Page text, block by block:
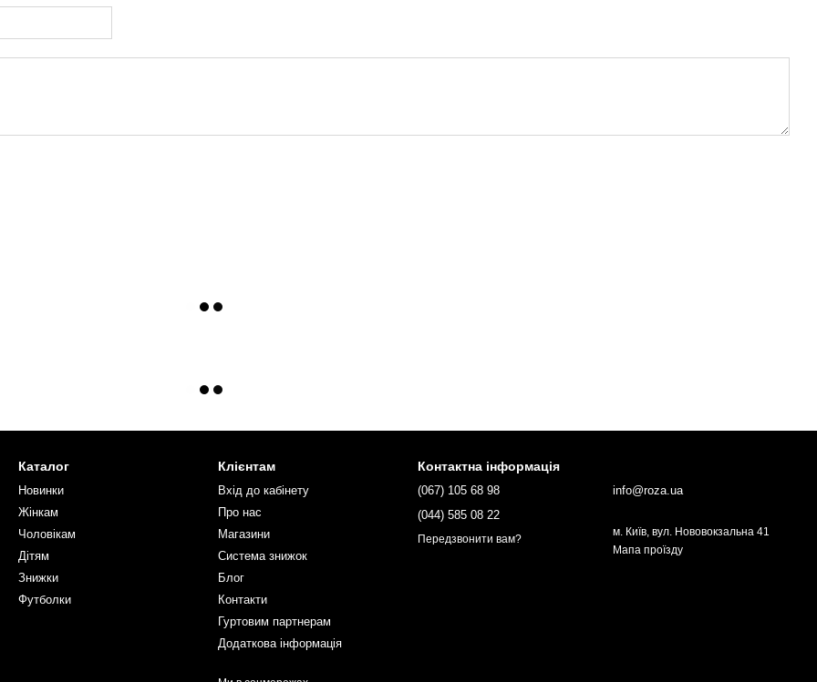
Каталог
Новинки
Жінкам
Чоловікам
Дітям
Знижки
Футболки
Клієнтам
Вхід до кабінету
Про нас
Магазини
Система знижок
Блог
Контакти
Гуртовим партнерам
Додаткова інформація
Контактна інформація
(067) 105 68 98
(044) 585 08 22
Передзвонити вам?
info@roza.ua
м. Київ, вул. Нововокзальна 41
Мапа проїзду